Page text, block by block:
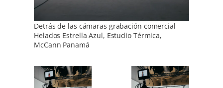
Detrás de las cámaras grabación comercial
Helados Estrella Azul, Estudio Térmica,
McCann Panamá